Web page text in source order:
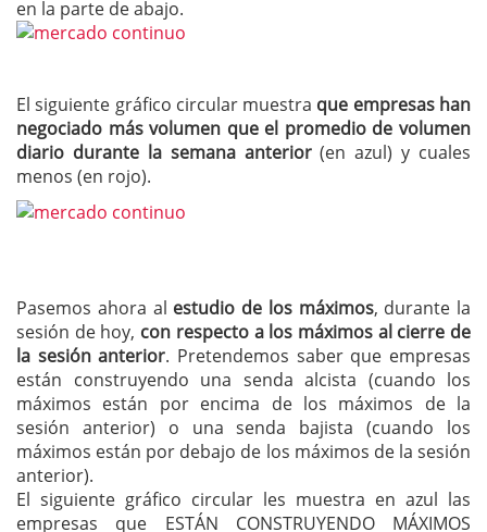
en la parte de abajo.
El siguiente gráfico circular muestra que empresas han
negociado más volumen que el promedio de volumen
diario durante la semana anterior(en azul) y cuales
menos (en rojo).
Pasemos ahora al estudio de los máximos, durante la
sesión de hoy, con respecto a los máximos al cierre de
la sesión anterior. Pretendemos saber que empresas
están construyendo una senda alcista (cuando los
máximos están por encima de los máximos de la
sesión anterior) o una senda bajista (cuando los
máximos están por debajo de los máximos de la sesión
anterior).
El siguiente gráfico circular les muestra en azul las
empresas que ESTÁN CONSTRUYENDO MÁXIMOS